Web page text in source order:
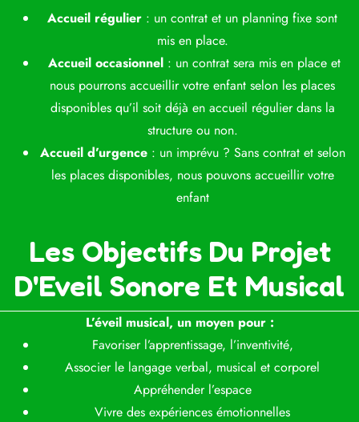
Accueil régulier : un contrat et un planning fixe sont
mis en place.
Accueil occasionnel : un contrat sera mis en place et
nous pourrons accueillir votre enfant selon les places
disponibles qu’il soit déjà en accueil régulier dans la
structure ou non.
Accueil d’urgence: un imprévu ? Sans contrat et selon
les places disponibles, nous pouvons accueillir votre
enfant
Les Objectifs Du Projet
D'Eveil Sonore Et Musical
L’éveil musical, un moyen pour :
Favoriser l’apprentissage, l’inventivité,
Associer le langage verbal, musical et corporel
Appréhender l’espace
Vivre des expériences émotionnelles